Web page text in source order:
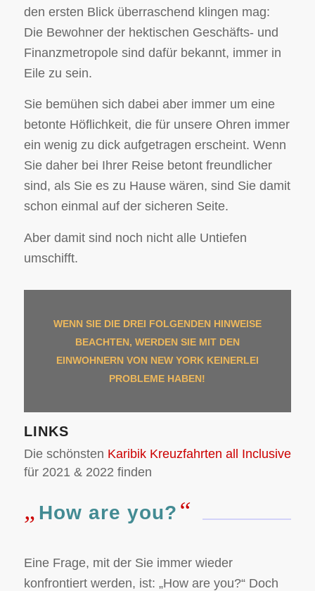
den ersten Blick überraschend klingen mag:
Die Bewohner der hektischen Geschäfts- und
Finanzmetropole sind dafür bekannt, immer in
Eile zu sein.
Sie bemühen sich dabei aber immer um eine
betonte Höflichkeit, die für unsere Ohren immer
ein wenig zu dick aufgetragen erscheint. Wenn
Sie daher bei Ihrer Reise betont freundlicher
sind, als Sie es zu Hause wären, sind Sie damit
schon einmal auf der sicheren Seite.
Aber damit sind noch nicht alle Untiefen
umschifft.
WENN SIE DIE DREI FOLGENDEN HINWEISE
BEACHTEN, WERDEN SIE MIT DEN
EINWOHNERN VON NEW YORK KEINERLEI
PROBLEME HABEN!
LINKS
Die schönsten Karibik Kreuzfahrten all Inclusive
für 2021 & 2022 finden
„ How are you? “
Eine Frage, mit der Sie immer wieder
konfrontiert werden, ist: „How are you?“ Doch